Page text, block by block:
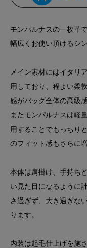
モンパルナスの一枚革
幅広くお使い頂けるシ
メイン素材にはイタリ
用しており、程よい柔
感がバッグ全体の高級
またモンパルナスは軽
用することでもっちり
のフィット感もさらに
本体は肩掛け、手持ち
い見た目になるように
さ過ぎず、大き過ぎな
ります。
内装は起毛仕上げを施